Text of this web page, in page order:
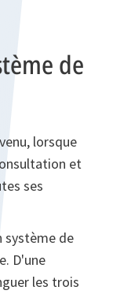
de
lorsque
et
ses
système de
D'une
les trois